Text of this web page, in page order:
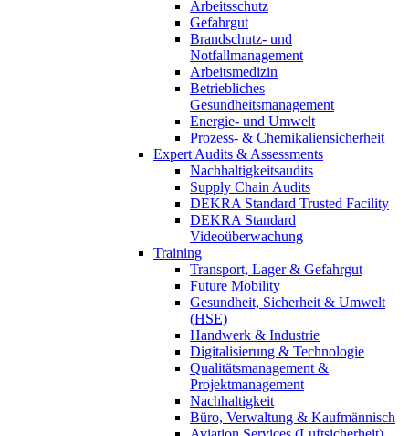
Arbeitsschutz
Gefahrgut
Brandschutz- und
Notfallmanagement
Arbeitsmedizin
Betriebliches
Gesundheitsmanagement
Energie- und Umwelt
Prozess- & Chemikaliensicherheit
Expert Audits & Assessments
Nachhaltigkeitsaudits
Supply Chain Audits
DEKRA Standard Trusted Facility
DEKRA Standard
Videoüberwachung
Training
Transport, Lager & Gefahrgut
Future Mobility
Gesundheit, Sicherheit & Umwelt
(HSE)
Handwerk & Industrie
Digitalisierung & Technologie
Qualitätsmanagement &
Projektmanagement
Nachhaltigkeit
Büro, Verwaltung & Kaufmännisch